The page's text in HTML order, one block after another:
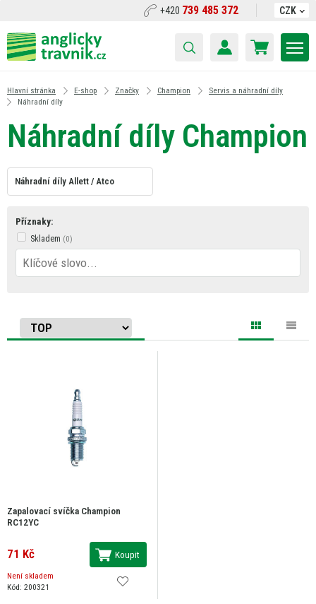
+420 739 485 372 CZK
Hlavní stránka E-shop Značky Champion
Servis a náhradní díly
Náhradní díly
Náhradní díly Champion
Náhradní díly Allett / Atco
Příznaky:
Skladem
Zapalovací svíčka Champion
RC12YC
71 Kč Koupit
Není skladem
Kód: 200321